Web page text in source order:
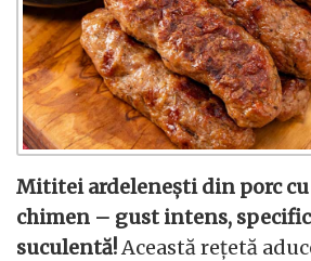
Mititei ardelenești din porc cu
chimen – gust intens,
suculentă!Această rețetă